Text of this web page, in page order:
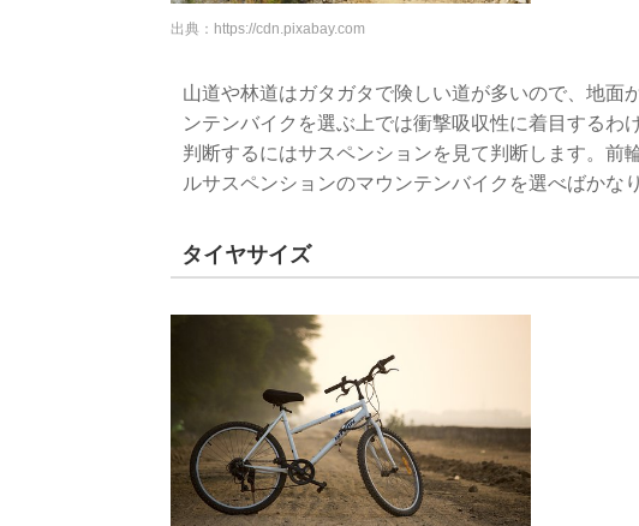
出典： https://cdn.pixabay.com
山道や林道はガタガタで険しい道が多いので、地面
ンテンバイクを選ぶ上では衝撃吸収性に着目するわ
判断するにはサスペンションを見て判断します。前
ルサスペンションのマウンテンバイクを選べばかな
タイヤサイズ